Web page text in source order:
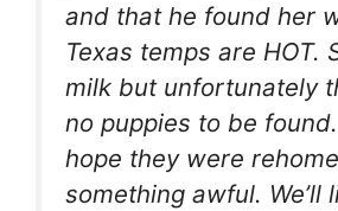
and that he found her
Texas temps are HOT.
milk but unfortunately
no puppies to be
hope they were
something awful. We’ll